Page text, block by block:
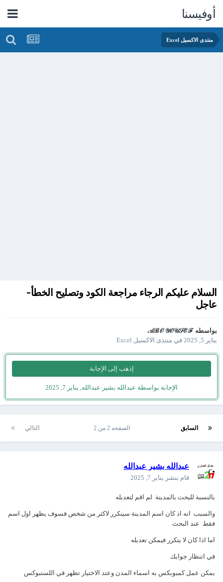
أوفيسنا
منتدى الاكسيل Excel
السلام عليكم الرجاء مراجعة الكود وتصليح الخطأ-
عاجل
بواسطه 𝒜ℬ𝒪 𝒴𝒪𝒰𝒮ℰℱ
يناير 5, 2025
في منتدى الاكسيل Excel
إذهب إلى الإجابة
الإجابة بواسطة عبدالله بشير عبدالله,يناير 7, 2025
السابق التالي الصفحه 2 من 2
عبدالله بشير عبدالله
قام بنشر يناير 7, 2025
بالنسبة للبحث بالمدينة لم اقم لتعديله
والسبب انه اذ كان اسم المدينة سينكرر لاكثر من شخص فسوف يظهر اول اسم
فقط عند البحث
اما اذا كان لا يتكرر فيمكن تعديله
في اتنظار جوابك
يمكن عمل كمبوبكس به اسماء المدن وعتد الاختيار تظهر في اللستبوكس